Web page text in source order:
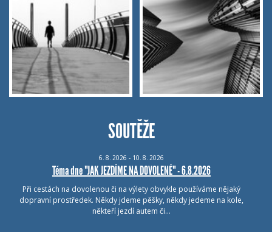
SOUTĚŽE
6. 8. 2026 - 10. 8. 2026
Téma dne "JAK JEZDÍME NA DOVOLENÉ" - 6.8.2026
Při cestách na dovolenou či na výlety obvykle používáme nějaký
dopravní prostředek. Někdy jdeme pěšky, někdy jedeme na kole,
někteří jezdí autem či…